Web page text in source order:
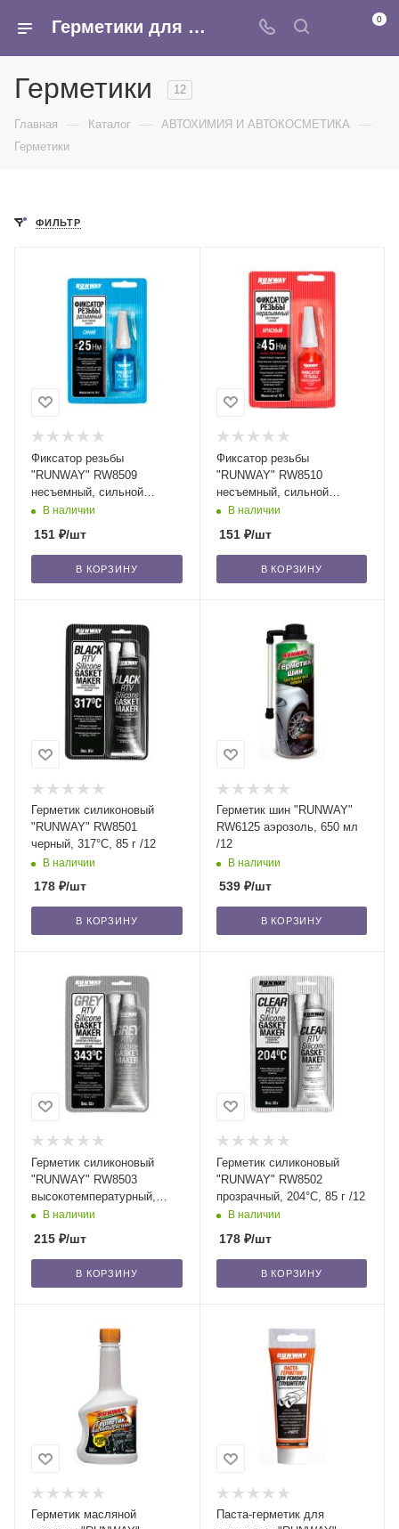
Герметики для автомобиля, чернитель шин купить оптом в интернет магазине Армина 0
Герметики 12
Главная — Каталог — АВТОХИМИЯ И АВТОКОСМЕТИКА —
Герметики
ФИЛЬТР
Фиксатор резьбы
"RUNWAY" RW8509
несъемный, сильной
фиксации,
синий, 10 г /12
В наличии
151 ₽/шт
В КОРЗИНУ
Фиксатор резьбы
"RUNWAY" RW8510
несъемный, сильной
фиксации,
красный, 10 г /12/
В наличии
151₽/шт
В КОРЗИНУ
Герметик силиконовый
"RUNWAY" RW8501
черный, 317°С, 85 г /12
В наличии
178 ₽/шт
В КОРЗИНУ
Герметик шин "RUNWAY"
RW6125 аэрозоль, 650 мл
/12
В наличии
539₽/шт
В КОРЗИНУ
Герметик силиконовый
"RUNWAY" RW8503
высокотемпературный,
серый, 343°С, 85 г /12
В наличии
215 ₽/шт
В КОРЗИНУ
Герметик силиконовый
"RUNWAY" RW8502
прозрачный, 204°С, 85 г /12
В наличии
178₽/шт
В КОРЗИНУ
Герметик масляной
Паста-герметик для